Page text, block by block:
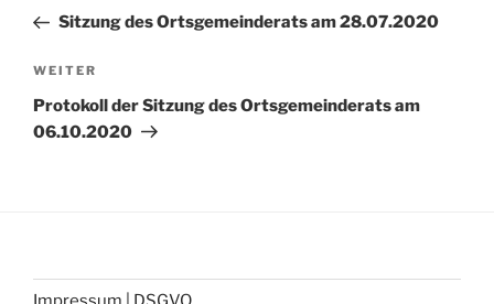
Sitzung des Ortsgemeinderats am 28.07.2020
WEITER
Protokoll der Sitzung des Ortsgemeinderats am
06.10.2020